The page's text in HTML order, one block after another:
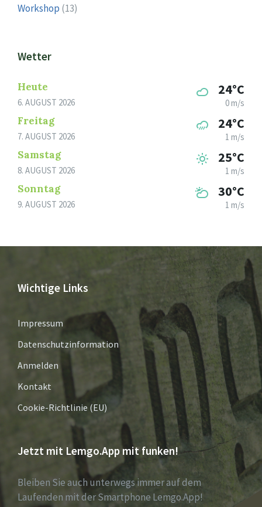
Workshop (13)
Wetter
Heute
6. AUGUST 2026
24°C
0 m/s
Freitag
7. AUGUST 2026
24°C
1 m/s
Samstag
8. AUGUST 2026
25°C
1 m/s
Sonntag
9. AUGUST 2026
30°C
1 m/s
Wichtige Links
Impressum
Datenschutzinformation
Anmelden
Kontakt
Cookie-Richtlinie (EU)
Jetzt mit Lemgo.App mit funken!
Bleiben Sie auch unterwegs immer auf dem
Laufenden mit der Smartphone Lemgo.App!